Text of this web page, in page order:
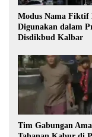
Modus Nama Fiktif
Digunakan dalam
Disdikbud Kalbar
Tim Gabungan